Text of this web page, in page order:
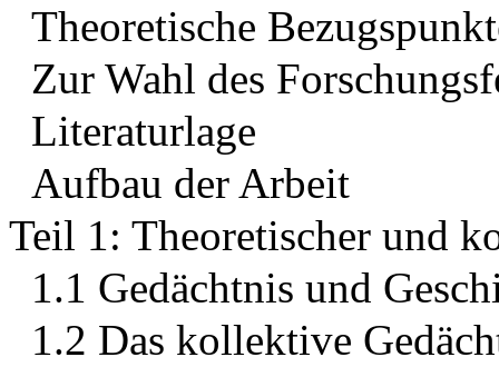
Theoretische
Zur Wahl des
Literaturlage
Aufbau der Arbeit
Teil 1: Theoretischer und
1.1 Gedächtnis und
1.2 Das kollektive